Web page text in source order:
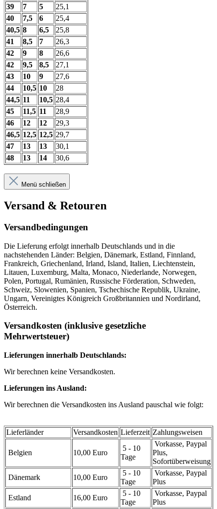
39
7 5
25,1
40
7,5 6
25,4
40,5 8 6,5
25,8
41
8,5 7
26,3
42
9 8
26,6
42
9,5 8,5
27,1
43
10 9
27,6
44
10,5 10
28
44,5 11 10,5 28,4
45
11,5 11
28,9
46
12 12
29,3
46,5 12,5 12,5 29,7
47
13 13
30,1
48
13 14 30,6
Menü schließen
Versand & Retouren
Versandbedingungen
Die Lieferung erfolgt innerhalb Deutschlands und in die
nachstehenden Länder: Belgien, Dänemark, Estland, Finnland,
Frankreich, Griechenland, Irland, Island, Italien, Liechtenstein,
Litauen, Luxemburg, Malta, Monaco, Niederlande, Norwegen,
Polen, Portugal, Rumänien, Russische Förderation, Schweden,
Schweiz, Slowenien, Spanien, Tschechische Republik, Ukraine,
Ungarn, Vereinigtes Königreich Großbritannien und Nordirland,
Österreich.
Versandkosten (inklusive gesetzliche
Mehrwertsteuer)
Lieferungen innerhalb Deutschlands:
Wir berechnen keine Versandkosten.
Lieferungen ins Ausland:
Wir berechnen die Versandkosten ins Ausland pauschal wie folgt:
Lieferländer Versandkosten Lieferzeit Zahlungsweisen
Belgien 10,00 Euro
5 - 10
Tage
Vorkasse, Paypal
Plus,
Sofortüberweisung
Dänemark
10,00 Euro
5 - 10
Tage
Vorkasse, Paypal
Plus
Estland
16,00 Euro
5 - 10
Tage
Vorkasse, Paypal
Plus